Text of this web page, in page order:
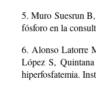
5. Muro Suesrun
fósforo en la
6. Alonso Latorre
López S,
hiperfosfatemia.